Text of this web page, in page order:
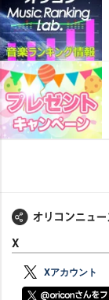
X
Xアカウント